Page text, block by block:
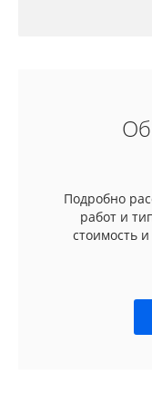
Подробно
работ и
стоимость